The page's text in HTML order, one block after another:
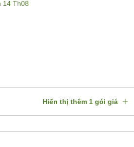
14 Th08
Hiển thị thêm 1 gói giá